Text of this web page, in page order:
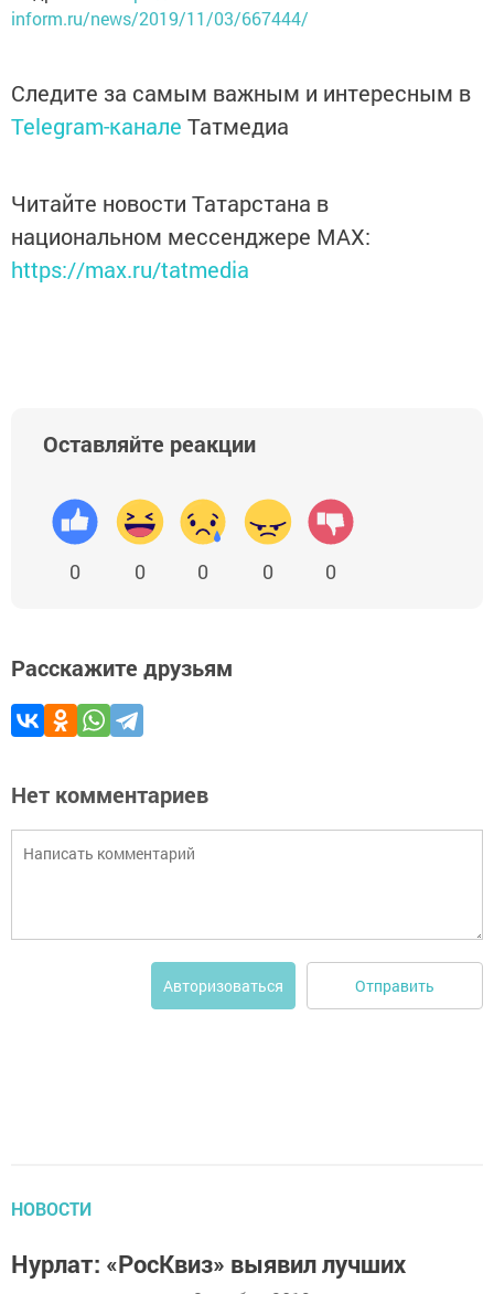
inform.ru/news/2019/11/03/667444/
Следите за самым важным и интересным в
Telegram-канале Татмедиа
Читайте новости Татарстана в
национальном мессенджере MАХ:
https://max.ru/tatmedia
Оставляйте реакции
0 0 0 0 0
Расскажите друзьям
Нет комментариев
Авторизоваться Отправить
НОВОСТИ
Нурлат: «РосКвиз» выявил лучших